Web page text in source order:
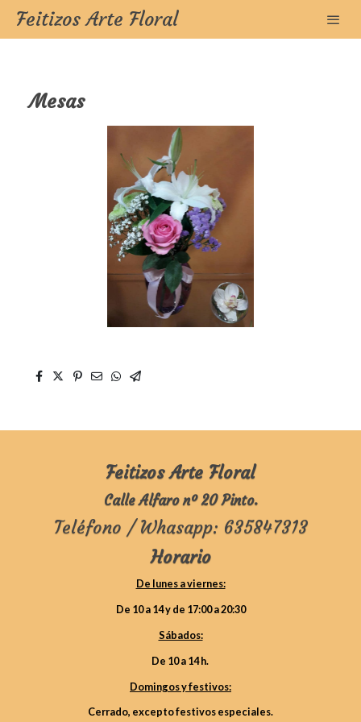
Feitizos Arte Floral
Mesas
Feitizos Arte Floral
Calle Alfaro nº 20 Pinto.
Teléfono / Whasapp: 635847313
Horario
De lunes a viernes:
De 10 a 14 y de 17:00 a 20:30
Sábados:
De 10 a 14 h.
Domingos y festivos:
Cerrado, excepto festivos especiales.